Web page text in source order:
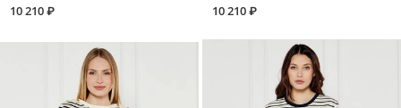
10 210 ₽
10 210 ₽